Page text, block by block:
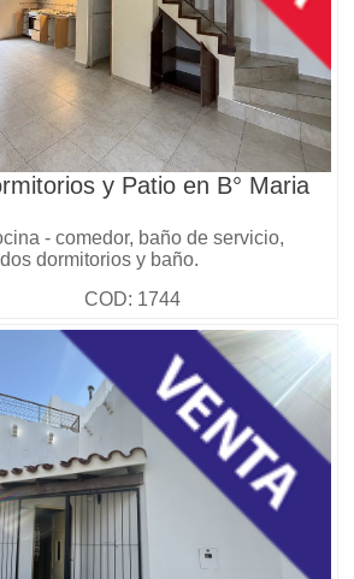
y Patio en B° Maria
- comedor, baño de servicio,
dormitorios y baño.
COD: 1744